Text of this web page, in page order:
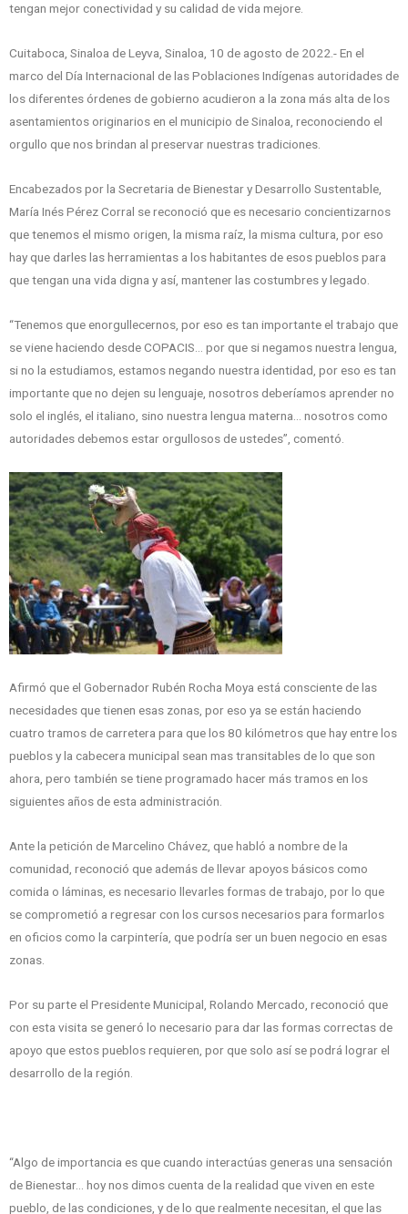
tengan mejor conectividad y su calidad de vida mejore.
Cuitaboca, Sinaloa de Leyva, Sinaloa, 10 de agosto de 2022.- En el
marco del Día Internacional de las Poblaciones Indígenas autoridades de
los diferentes órdenes de gobierno acudieron a la zona más alta de los
asentamientos originarios en el municipio de Sinaloa, reconociendo el
orgullo que nos brindan al preservar nuestras tradiciones.
Encabezados por la Secretaria de Bienestar y Desarrollo Sustentable,
María Inés Pérez Corral se reconoció que es necesario concientizarnos
que tenemos el mismo origen, la misma raíz, la misma cultura, por eso
hay que darles las herramientas a los habitantes de esos pueblos para
que tengan una vida digna y así, mantener las costumbres y legado.
“Tenemos que enorgullecernos, por eso es tan importante el trabajo que
se viene haciendo desde COPACIS… por que si negamos nuestra lengua,
si no la estudiamos, estamos negando nuestra identidad, por eso es tan
importante que no dejen su lenguaje, nosotros deberíamos aprender no
solo el inglés, el italiano, sino nuestra lengua materna… nosotros como
autoridades debemos estar orgullosos de ustedes”, comentó.
Afirmó que el Gobernador Rubén Rocha Moya está consciente de las
necesidades que tienen esas zonas, por eso ya se están haciendo
cuatro tramos de carretera para que los 80 kilómetros que hay entre los
pueblos y la cabecera municipal sean mas transitables de lo que son
ahora, pero también se tiene programado hacer más tramos en los
siguientes años de esta administración.
Ante la petición de Marcelino Chávez, que habló a nombre de la
comunidad, reconoció que además de llevar apoyos básicos como
comida o láminas, es necesario llevarles formas de trabajo, por lo que
se comprometió a regresar con los cursos necesarios para formarlos
en oficios como la carpintería, que podría ser un buen negocio en esas
zonas.
Por su parte el Presidente Municipal, Rolando Mercado, reconoció que
con esta visita se generó lo necesario para dar las formas correctas de
apoyo que estos pueblos requieren, por que solo así se podrá lograr el
desarrollo de la región.
“Algo de importancia es que cuando interactúas generas una sensación
de Bienestar… hoy nos dimos cuenta de la realidad que viven en este
pueblo, de las condiciones, y de lo que realmente necesitan, el que las